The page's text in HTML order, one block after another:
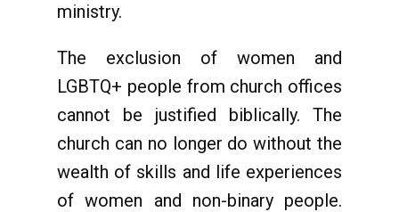
ministry.
The exclusion of women and
LGBTQ+ people from church offices
cannot be justified biblically. The
church can no longer do without the
wealth of skills and life experiences
of women and non-binary people.